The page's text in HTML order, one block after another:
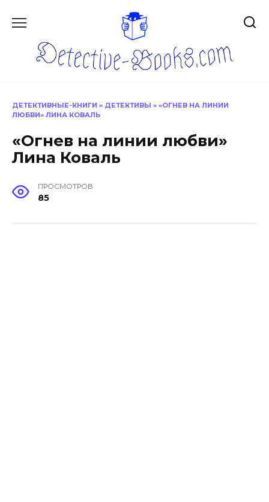
ДЕТЕКТИВНЫЕ-КНИГИ » ДЕТЕКТИВЫ » «ОГНЕВ НА ЛИНИИ
ЛЮБВИ» ЛИНА КОВАЛЬ
«Огнев на линии любви»
Лина Коваль
ПРОСМОТРОВ
85